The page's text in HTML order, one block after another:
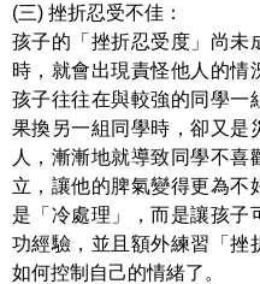
(三) 挫折忍受不佳：
孩子的「挫折忍受度」尚未
時，就會出現責怪他人的情
孩子往往在與較強的同學一
果換另一組同學時，卻又是
人，漸漸地就導致同學不喜
立，讓他的脾氣變得更為不
是「冷處理」，而是讓孩子
功經驗，並且額外練習「挫
如何控制自己的情緒了。